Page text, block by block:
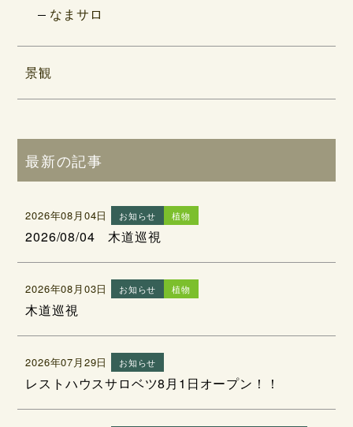
なまサロ
景観
最新の記事
2026年08月04日 お知らせ 植物
2026/08/04 木道巡視
2026年08月03日 お知らせ 植物
木道巡視
2026年07月29日 お知らせ
レストハウスサロベツ8月1日オープン！！